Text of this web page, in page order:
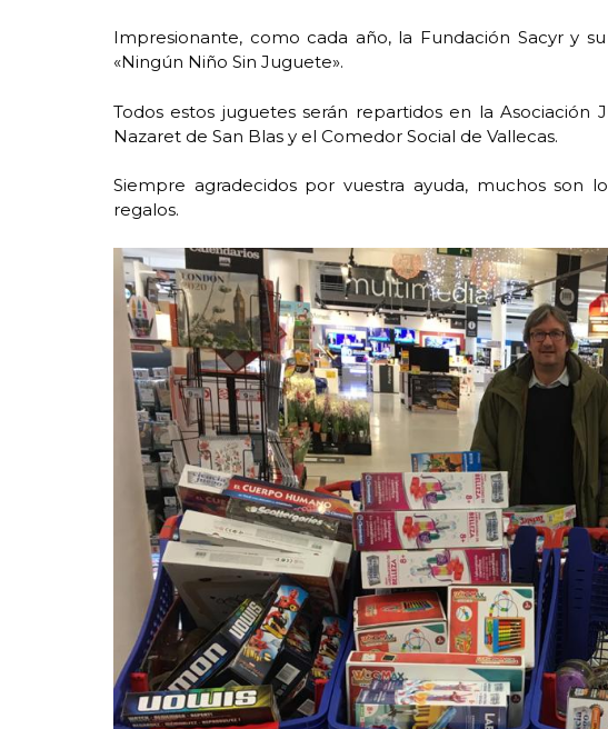
Impresionante, como cada año, la Fundación Sacyr y
«Ningún Niño Sin Juguete».
Todos estos juguetes serán repartidos en la Asociación
Nazaret de San Blas y el Comedor Social de Vallecas.
Siempre agradecidos por vuestra ayuda, muchos son
regalos.